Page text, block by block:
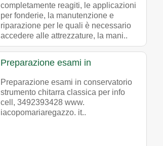
completamente reagiti, le applicazioni
per fonderie, la manutenzione e
riparazione per le quali è necessario
accedere alle attrezzature, la mani..
Preparazione esami in
Preparazione esami in conservatorio
strumento chitarra classica per info
cell, 3492393428 www.
iacopomariaregazzo. it..